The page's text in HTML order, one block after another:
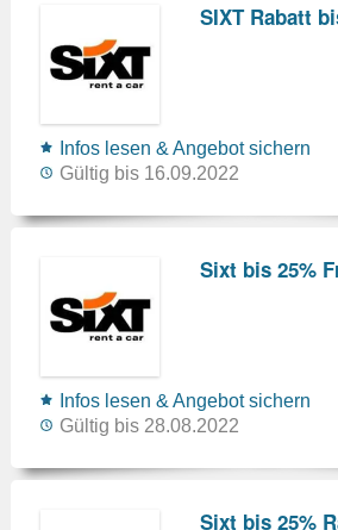
SIXT Rabatt
Infos lesen & Angebot sichern
Gültig bis 16.09.2022
Sixt bis 25%
Infos lesen & Angebot sichern
Gültig bis 28.08.2022
Sixt bis 25%